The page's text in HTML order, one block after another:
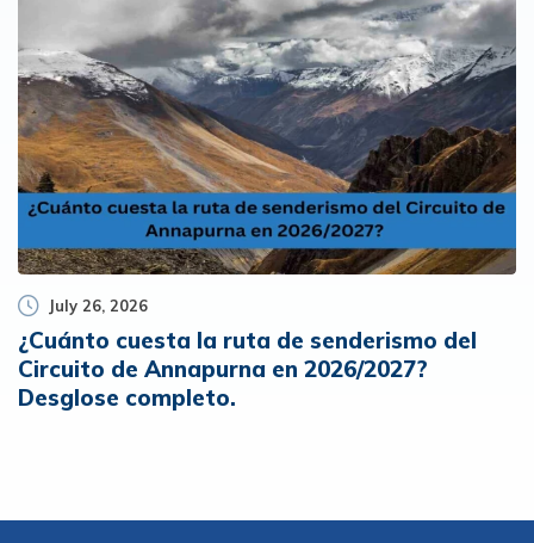
July 26, 2026
¿Cuánto cuesta la ruta de senderismo del
Circuito de Annapurna en 2026/2027?
Desglose completo.